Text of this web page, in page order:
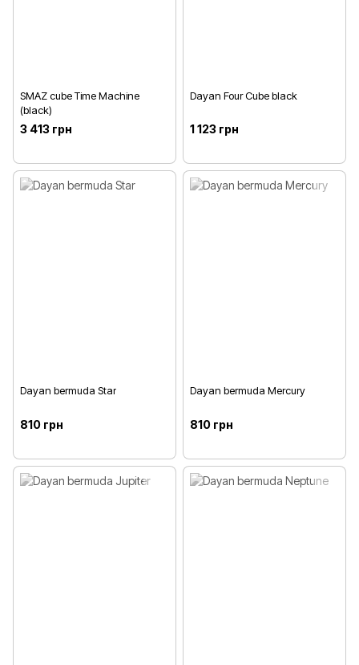
SMAZ cube Time Machine
(black)
3 413 грн
Dayan Four Cube black
1 123 грн
Dayan bermuda Star
810 грн
Dayan bermuda Mercury
810 грн